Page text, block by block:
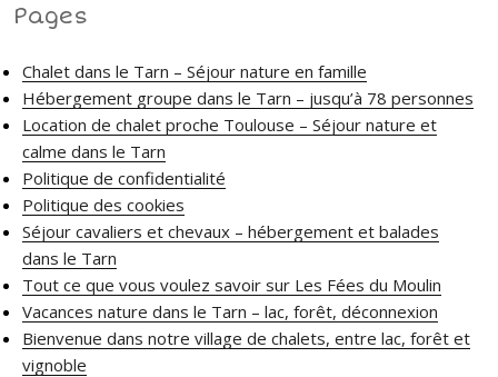
Pages
Chalet dans le Tarn – Séjour nature en famille
Hébergement groupe dans le Tarn – jusqu’à 78 personnes
Location de chalet proche Toulouse – Séjour nature et
calme dans le Tarn
Politique de confidentialité
Politique des cookies
Séjour cavaliers et chevaux – hébergement et balades
dans le Tarn
Tout ce que vous voulez savoir sur Les Fées du Moulin
Vacances nature dans le Tarn – lac, forêt, déconnexion
Bienvenue dans notre village de chalets, entre lac, forêt et
vignoble